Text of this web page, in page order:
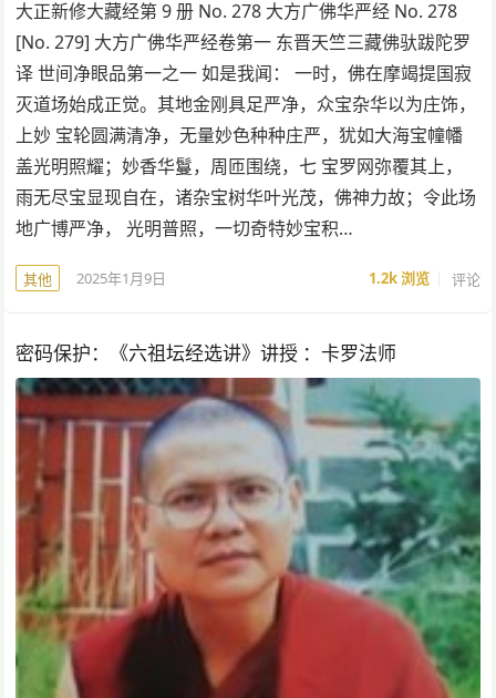
大正新修大藏经第 9 册 No. 278 大方广佛华严经 No. 278
[No. 279] 大方广佛华严经卷第一 东晋天竺三藏佛驮跋陀罗
译 世间净眼品第一之一 如是我闻： 一时，佛在摩竭提国寂
灭道场始成正觉。其地金刚具足严净，众宝杂华以为庄饰，
上妙 宝轮圆满清净，无量妙色种种庄严，犹如大海宝幢幡
盖光明照耀；妙香华鬘，周匝围绕，七 宝罗网弥覆其上，
雨无尽宝显现自在，诸杂宝树华叶光茂，佛神力故；令此场
地广博严净， 光明普照，一切奇特妙宝积…
其他 2025年1月9日 1.2k浏览 评论
密码保护：《六祖坛经选讲》讲授 ：卡罗法师